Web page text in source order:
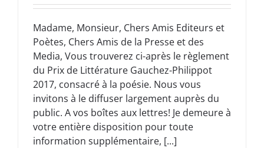
Madame, Monsieur, Chers Amis Editeurs et
Poètes, Chers Amis de la Presse et des
Media, Vous trouverez ci-après le règlement
du Prix de Littérature Gauchez-Philippot
2017, consacré à la poésie. Nous vous
invitons à le diffuser largement auprès du
public. A vos boîtes aux lettres! Je demeure à
votre entière disposition pour toute
information supplémentaire, [...]